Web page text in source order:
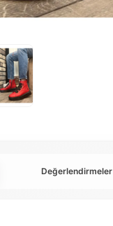
Değerlendirmeler